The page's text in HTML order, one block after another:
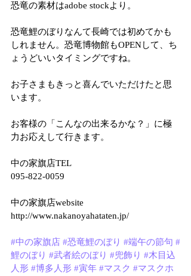
恐竜の素材はadobe stockより。
恐竜鯉のぼりなんて長崎では初めてかも
しれません。恐竜博物館もOPENして、ち
ょうどいいタイミングですね。
お子さまもきっと喜んでいただけたと思
います。
お客様の「こんなの出来るかな？」に極
力お応えして行きます。
中の家旗店TEL
095-822-0059
中の家旗店website
http://www.nakanoyahataten.jp/
#中の家旗店 #恐竜鯉のぼり #端午の節句 #
鯉のぼり #武者絵のぼり #兜飾り #木目込
人形 #博多人形 #寅年 #マスク #マスクホ